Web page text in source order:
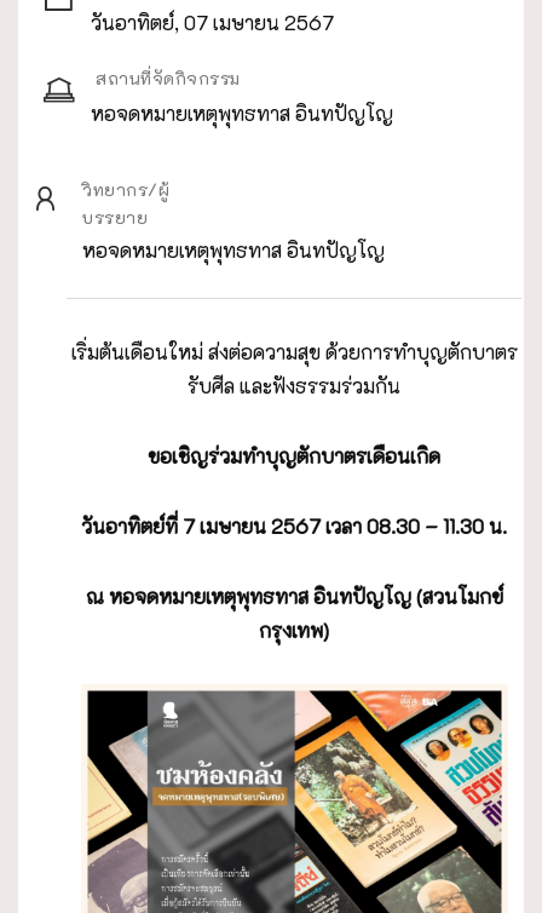
วันอาทิตย์, 07 เมษายน 2567
สถานที่จัดกิจกรรม
หอจดหมายเหตุพุทธทาส อินทปัญโญ
วิทยากร/ผู้
บรรยาย
หอจดหมายเหตุพุทธทาส อินทปัญโญ
เริ่มต้นเดือนใหม่ ส่งต่อความสุข ด้วยการทำบุญตักบาตร
รับศีล และฟังธรรมร่วมกัน
ขอเชิญร่วมทำบุญตักบาตรเดือนเกิด
วันอาทิตย์ที่ 7 เมษายน 2567 เวลา 08.30 – 11.30 น.
ณ หอจดหมายเหตุพุทธทาส อินทปัญโญ(สวนโมกข์
กรุงเทพ)